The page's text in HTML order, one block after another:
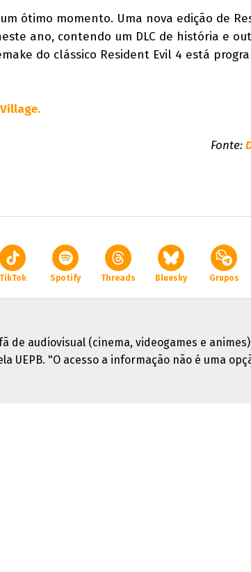
ótimo momento. Uma nova edição de
ano, contendo um DLC de história e
do clássico Resident Evil 4 está
Fonte:
TikTok Spotify Threads Bluesky Grupos
de audiovisual (cinema, videogames e
UEPB. "O acesso a informação não é uma